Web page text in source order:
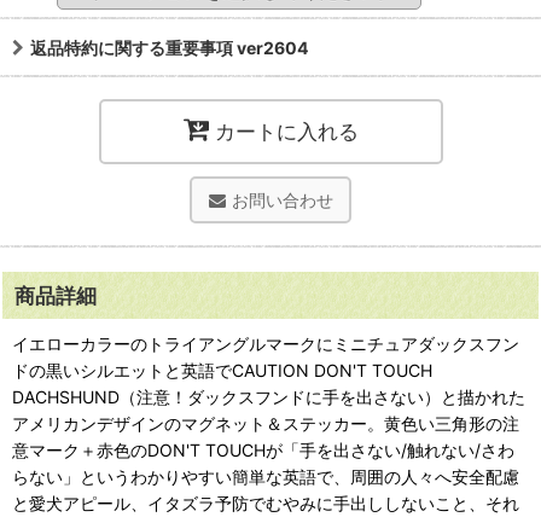
返品特約に関する重要事項 ver2604
カートに入れる
お問い合わせ
商品詳細
イエローカラーのトライアングルマークにミニチュアダックスフン
ドの黒いシルエットと英語でCAUTION DON'T TOUCH
DACHSHUND（注意！ダックスフンドに手を出さない）と描かれた
アメリカンデザインのマグネット＆ステッカー。黄色い三角形の注
意マーク＋赤色のDON'T TOUCHが「手を出さない/触れない/さわ
らない」というわかりやすい簡単な英語で、周囲の人々へ安全配慮
と愛犬アピール、イタズラ予防でむやみに手出ししないこと、それ